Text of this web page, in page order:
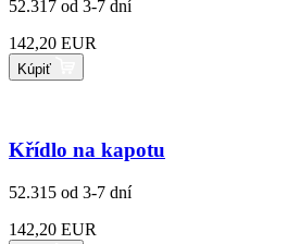
52.317 od 3-7 dní
142,20 EUR
Kúpiť
Křídlo na kapotu
52.315 od 3-7 dní
142,20 EUR